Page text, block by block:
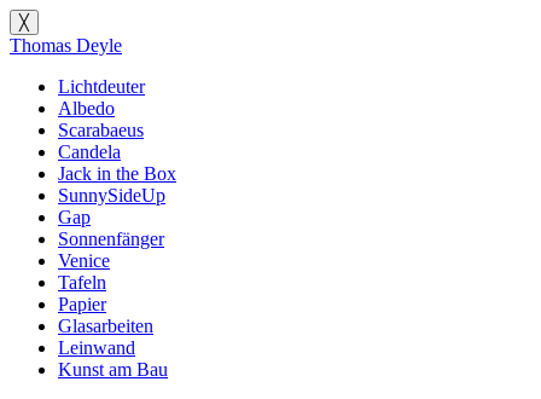
╳
Thomas Deyle
Lichtdeuter
Albedo
Scarabaeus
Candela
Jack in the Box
SunnySideUp
Gap
Sonnenfänger
Venice
Tafeln
Papier
Glasarbeiten
Leinwand
Kunst am Bau